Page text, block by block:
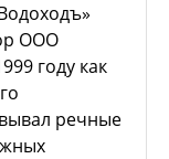
ООО
году как
речные